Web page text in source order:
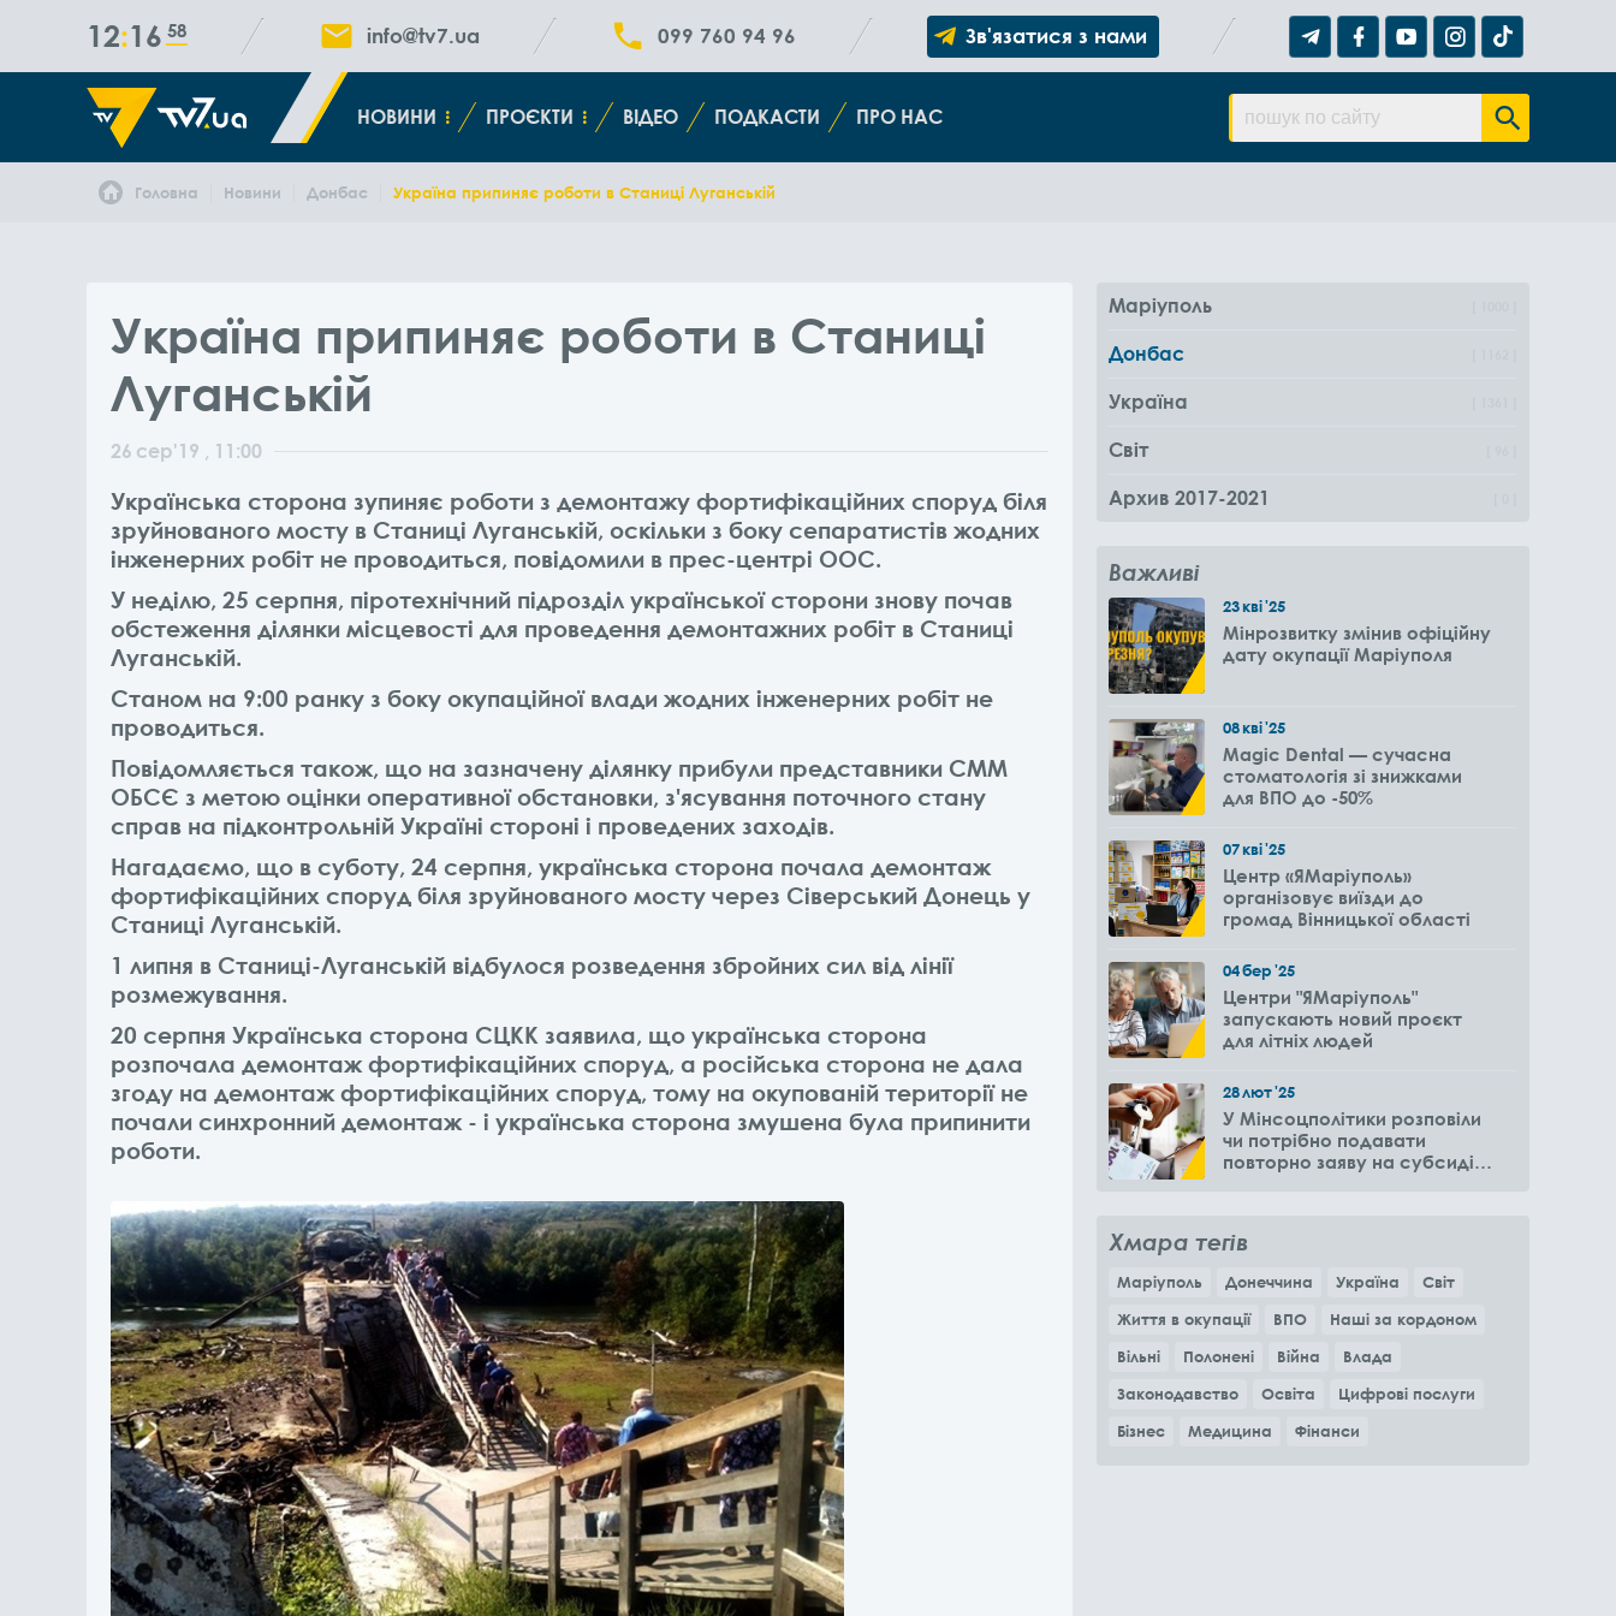
12 16 59 info@tv7.ua 099 760 94 96 Зв'язатися з нами
НОВИНИ ПРОЄКТИ ВІДЕО ПОДКАСТИ ПРО НАС
Головна Новини Донбас Україна припиняє роботи в Станиці Луганській
Україна припиняє роботи в Станиці
Луганській
26 сер'19 , 11:00
Українська сторона зупиняє роботи з демонтажу фортифікаційних споруд біля
зруйнованого мосту в Станиці Луганській, оскільки з боку сепаратистів жодних
інженерних робіт не проводиться, повідомили в прес-центрі ООС.
У неділю, 25 серпня, піротехнічний підрозділ української сторони знову почав
обстеження ділянки місцевості для проведення демонтажних робіт в Станиці
Луганській.
Станом на 9:00 ранку з боку окупаційної влади жодних інженерних робіт не
проводиться.
Повідомляється також, що на зазначену ділянку прибули представники СММ
ОБСЄ з метою оцінки оперативної обстановки, з'ясування поточного стану
справ на підконтрольній Україні стороні і проведених заходів.
Нагадаємо, що в суботу, 24 серпня, українська сторона почала демонтаж
фортифікаційних споруд біля зруйнованого мосту через Сіверський Донець у
Станиці Луганській.
1 липня в Станиці-Луганській відбулося розведення збройних сил від лінії
розмежування.
20 серпня Українська сторона СЦКК заявила, що українська сторона
розпочала демонтаж фортифікаційних споруд, а російська сторона не дала
згоду на демонтаж фортифікаційних споруд, тому на окупованій території не
почали синхронний демонтаж - і українська сторона змушена була припинити
роботи.
Маріуполь
Донбас
Україна
Світ
Архив 2017-2021
Важливі
23кві'25
Мінрозвитку змінив офіційну
дату окупації Маріуполя
08кві'25
Magic Dental — сучасна
стоматологія зі знижками
для ВПО до -50%
07кві'25
Центр «ЯМаріуполь»
організовує виїзди до
громад Вінницької області
04бер'25
Центри "ЯМаріуполь"
запускають новий проєкт
для літніх людей
28лют'25
У Мінсоцполітики розповіли
чи потрібно подавати
повторно заяву на субсидію
Хмара тегів
Маріуполь Донеччина Україна
Світ
Життя в окупації
ВПО
Наші за кордоном
Вільні
Полонені Війна
Влада
Законодавство
Освіта
Цифрові послуги
Бізнес
Медицина Фінанси